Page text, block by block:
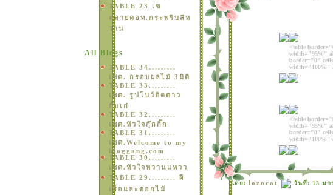
TABLE 23 เซ
ตลายดอท.กระพริบสีห
วาน
All Blogs
TABLE 34.........
เซต. กรอบผลไม้ 3มิติ
TABLE 33.........
เซต. รูปโบว์ติดดาว
กิ๊บเก๋
TABLE 32.........
เซต.หัวใจกุ๊กกิ๊ก
TABLE 31.........
เซต.Welcome to my
bloggang.com
TABLE 30.........
เซต.หัวใจหวานแหวว
TABLE 29......... ผี
เสิ้อและดอกไม้
ดย: lozocat วันที่: 13 มกร